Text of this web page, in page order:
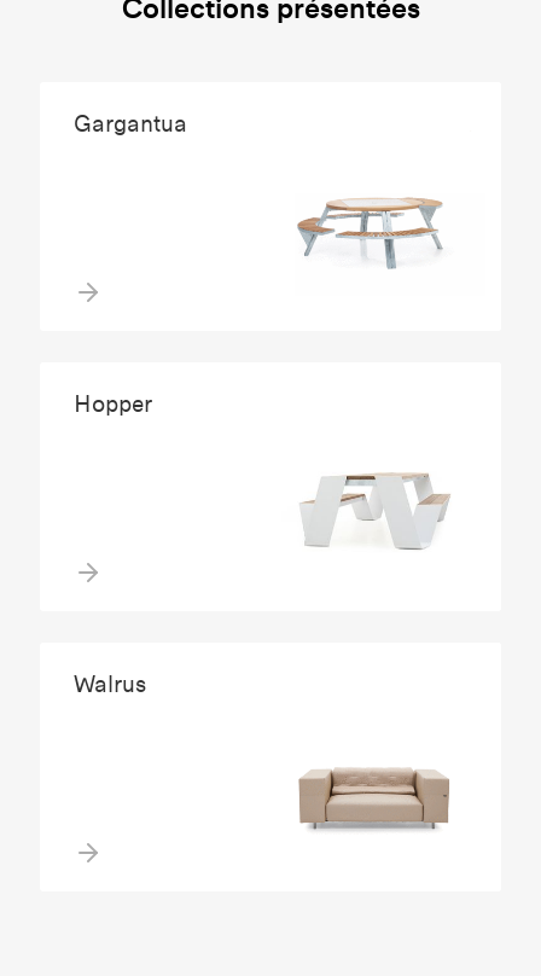
Collections présentées
Gargantua
Hopper
Walrus